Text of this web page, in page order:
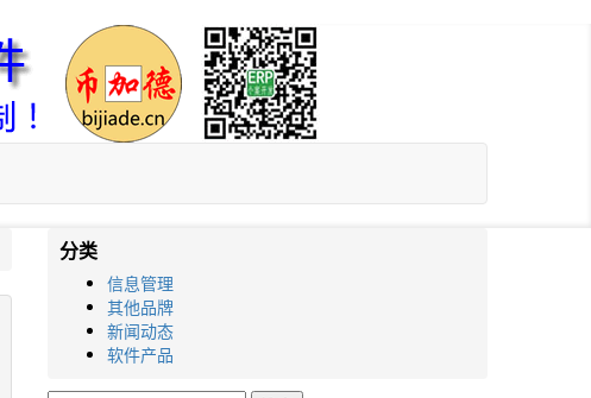
分类
信息管理
其他品牌
新闻动态
软件产品